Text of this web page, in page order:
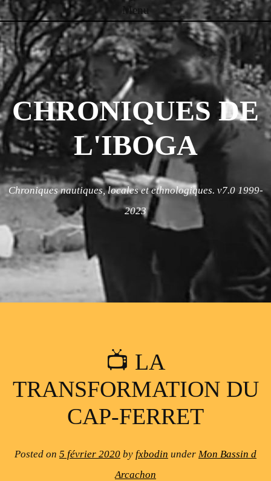
Menu
Skip to content
CHRONIQUES DE
L'IBOGA
Chroniques nautiques, locales et ethnologiques. v7.0 1999-
2023
📺 LA
TRANSFORMATION DU
CAP-FERRET
Posted on 5 février 2020 by fxbodin under Mon Bassin d
Arcachon